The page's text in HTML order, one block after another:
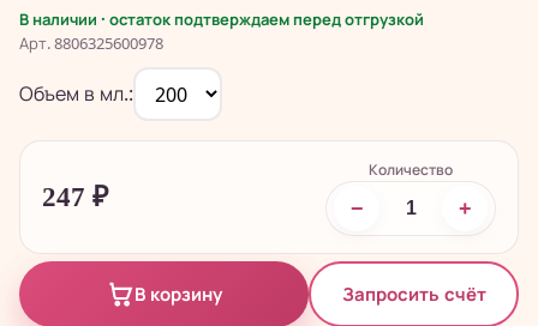
В наличии · остаток подтверждаем перед отгрузкой
Арт. 8806325600978
Объем в мл.:
247 ₽
Количество
− +
В корзину Запросить счёт